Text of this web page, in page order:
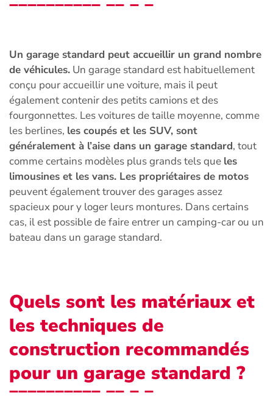
Un garage standard peut accueillir un grand nombre
de véhicules. Un garage standard est habituellement
conçu pour accueillir une voiture, mais il peut
également contenir des petits camions et des
fourgonnettes. Les voitures de taille moyenne, comme
les berlines, les coupés et les SUV, sont
généralement à l’aise dans un garage standard, tout
comme certains modèles plus grands tels que les
limousines et les vans. Les propriétaires de motos
peuvent également trouver des garages assez
spacieux pour y loger leurs montures. Dans certains
cas, il est possible de faire entrer un camping-car ou un
bateau dans un garage standard.
Quels sont les matériaux et
les techniques de
construction recommandés
pour un garage standard ?